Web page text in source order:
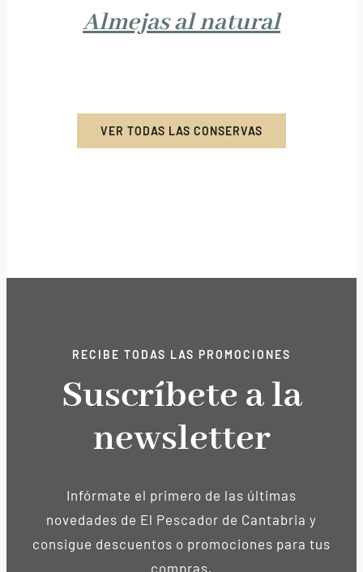
Almejas al natural
VER TODAS LAS CONSERVAS
RECIBE TODAS LAS PROMOCIONES
Suscríbete a la
newsletter
Infórmate el primero de las últimas
novedades de El Pescador de Cantabria y
consigue descuentos o promociones para tus
compras.